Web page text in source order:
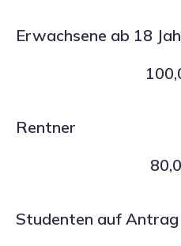
Erwachsene ab 18
Rentner
Studenten auf Antrag